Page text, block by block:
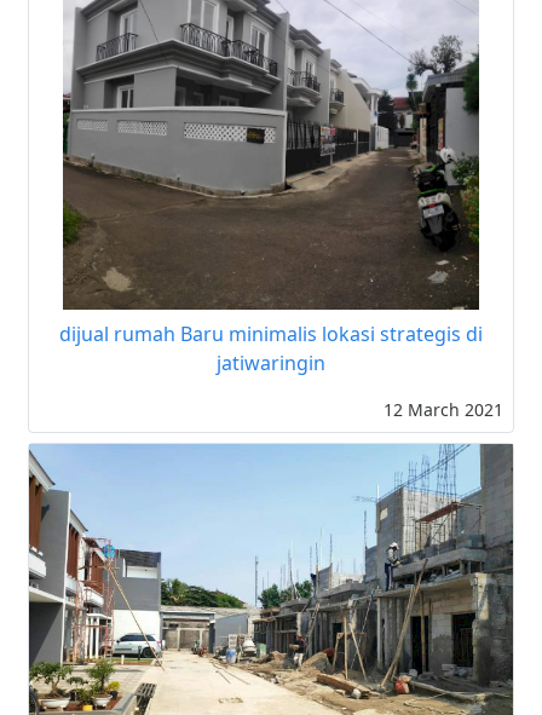
dijual rumah Baru minimalis lokasi strategis di
jatiwaringin
12 March 2021